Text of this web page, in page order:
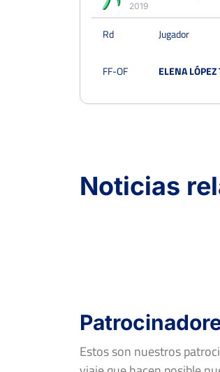
2019
Rd Jugador
FF-OF ELENA
Noticias
Estos son nuestros